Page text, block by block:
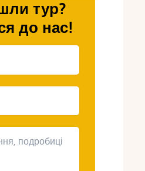
тур?
до нас!